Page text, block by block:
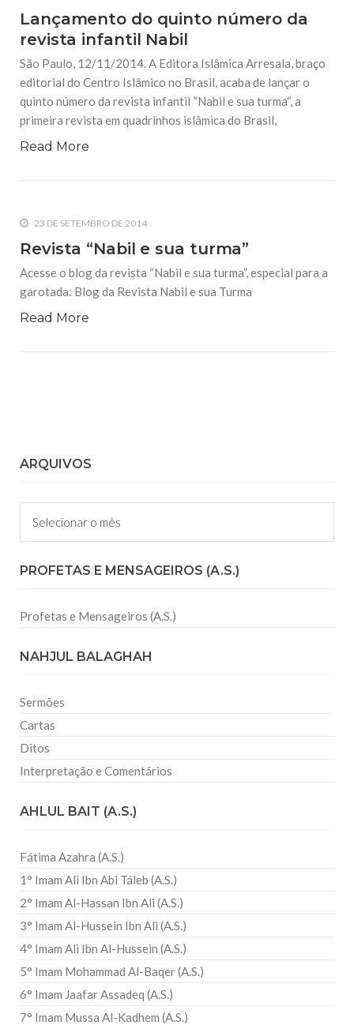
Lançamento do quinto número da
revista infantil Nabil
São Paulo, 12/11/2014. A Editora Islâmica Arresala, braço
editorial do Centro Islâmico no Brasil, acaba de lançar o
quinto número da revista infantil “Nabil e sua turma“, a
primeira revista em quadrinhos islâmica do Brasil,
Read More
23 DE SETEMBRO DE 2014
Revista “Nabil e sua turma”
Acesse o blog da revista “Nabil e sua turma”, especial para a
garotada: Blog da Revista Nabil e sua Turma
Read More
ARQUIVOS
Arquivos
PROFETAS E MENSAGEIROS (A.S.)
Profetas e Mensageiros (A.S.)
NAHJUL BALAGHAH
Sermões
Cartas
Ditos
Interpretação e Comentários
AHLUL BAIT (A.S.)
Fátima Azahra (A.S.)
1° Imam Ali Ibn Abi Táleb (A.S.)
2° Imam Al-Hassan Ibn Ali (A.S.)
3° Imam Al-Hussein Ibn Ali (A.S.)
4° Imam Ali Ibn Al-Hussein (A.S.)
5° Imam Mohammad Al-Baqer (A.S.)
6° Imam Jaafar Assadeq (A.S.)
7° Imam Mussa Al-Kadhem (A.S.)